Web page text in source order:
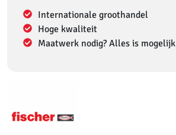
Internationale groothandel
Hoge kwaliteit
Maatwerk nodig? Alles is mogelijk